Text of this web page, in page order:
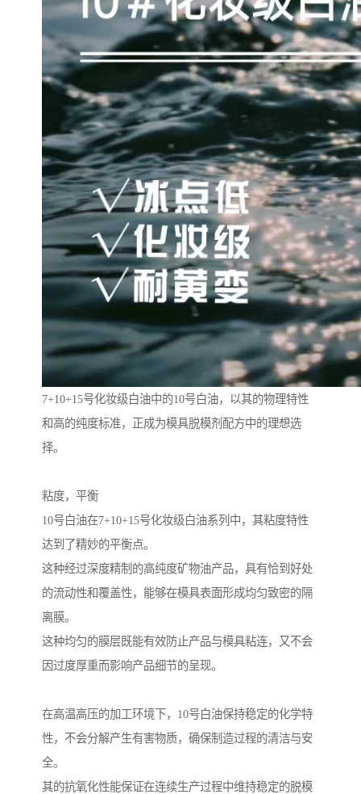
7+10+15号化妆级白油中的10号白油，以其的物理特性
和高的纯度标准，正成为模具脱模剂配方中的理想选
择。
粘度，平衡
10号白油在7+10+15号化妆级白油系列中，其粘度特性
达到了精妙的平衡点。
这种经过深度精制的高纯度矿物油产品，具有恰到好处
的流动性和覆盖性，能够在模具表面形成均匀致密的隔
离膜。
这种均匀的膜层既能有效防止产品与模具粘连，又不会
因过度厚重而影响产品细节的呈现。
在高温高压的加工环境下，10号白油保持稳定的化学特
性，不会分解产生有害物质，确保制造过程的清洁与安
全。
其的抗氧化性能保证在连续生产过程中维持稳定的脱模